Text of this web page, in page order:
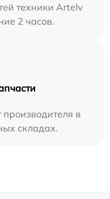
техники Artelv
2 часов.
производителя в
складах.